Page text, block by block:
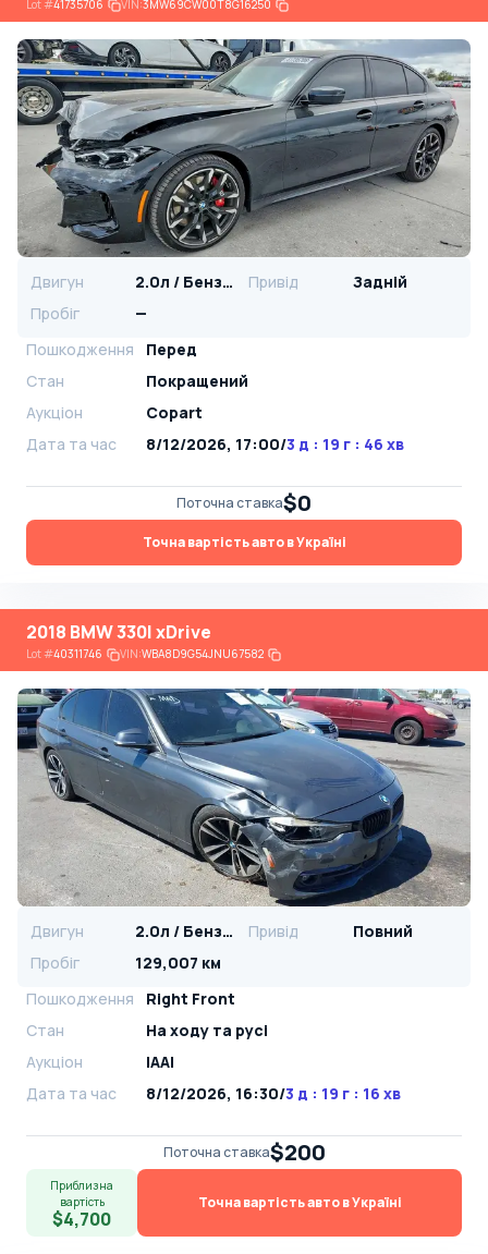
Lot#41735706 VIN:3MW69CW00T8G16250
Двигун 2.0л / Бензин Привід
Задній
Пробіг
—
Пошкодження
Перед
Стан
Покращений
Аукціон
Copart
Дата та час
8/12/2026, 17:00/3 д : 19 г : 46 хв
Поточна ставка$0
Точна вартість авто в Україні
2018 BMW 330I xDrive
Lot#40311746 VIN:WBA8D9G54JNU67582
Двигун 2.0л / Бензин Привід
Повний
Пробіг
129,007 км
Пошкодження
Right Front
Стан
На ​​ходу та русі
Аукціон
IAAI
Дата та час
8/12/2026, 16:30/3 д : 19 г : 16 хв
Поточна ставка$200
Приблизна
вартість
$4,700
Точна вартість авто в Україні